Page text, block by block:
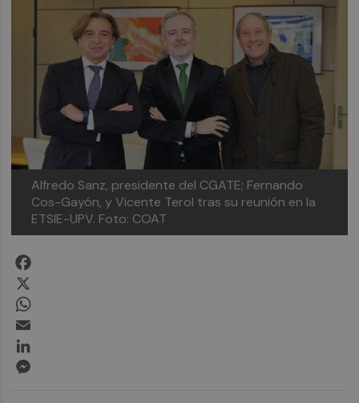
Alfredo Sanz, presidente del CGATE; Fernando
Cos-Gayón, y Vicente Terol tras su reunión en la
ETSIE-UPV. Foto: COAT